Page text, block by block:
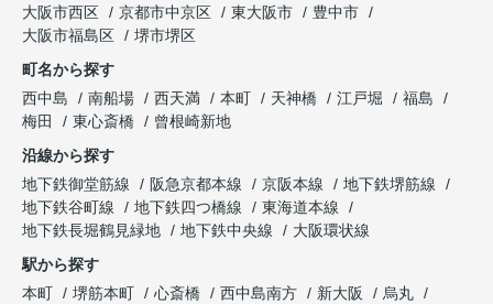
大阪市西区
京都市中京区 東大阪市
豊中市
大阪市福島区
堺市堺区
町名から探す
西中島
南船場 西天満 本町 天神橋 江戸堀
福島
梅田
東心斎橋
曾根崎新地
沿線から探す
地下鉄御堂筋線
阪急京都本線 京阪本線
地下鉄堺筋線
地下鉄谷町線
地下鉄四つ橋線
東海道本線
地下鉄長堀鶴見緑地
地下鉄中央線
大阪環状線
駅から探す
本町
堺筋本町 心斎橋 西中島南方 新大阪
烏丸